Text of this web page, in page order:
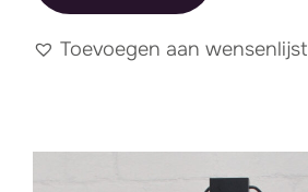
Toevoegen aan wensenlijst